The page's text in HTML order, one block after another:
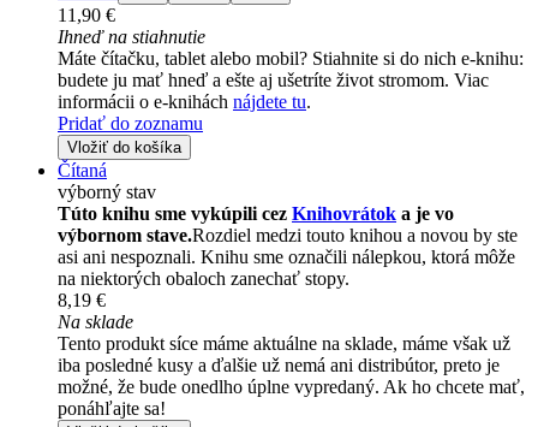
11,90 €
Ihneď na stiahnutie
Máte čítačku, tablet alebo mobil? Stiahnite si do nich e-knihu:
budete ju mať hneď a ešte aj ušetríte život stromom. Viac
informácii o e-knihách nájdete tu.
Pridať do zoznamu
Vložiť do košíka
Čítaná
výborný stav
Túto knihu sme vykúpili cez Knihovrátok a je vo
výbornom stave.Rozdiel medzi touto knihou a novou by ste
asi ani nespoznali. Knihu sme označili nálepkou, ktorá môže
na niektorých obaloch zanechať stopy.
8,19 €
Na sklade
Tento produkt síce máme aktuálne na sklade, máme však už
iba posledné kusy a ďalšie už nemá ani distribútor, preto je
možné, že bude onedlho úplne vypredaný. Ak ho chcete mať,
ponáhľajte sa!